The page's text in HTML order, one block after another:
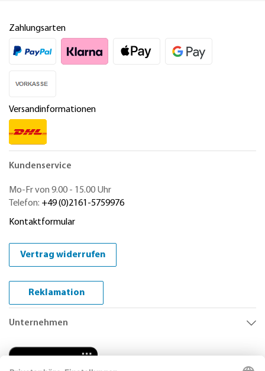
Zahlungsarten
Versandinformationen
Kundenservice
Mo-Fr von 9.00 - 15.00 Uhr
Telefon: +49 (0)2161-5759976
Kontaktformular
Vertrag widerrufen
Reklamation
Unternehmen